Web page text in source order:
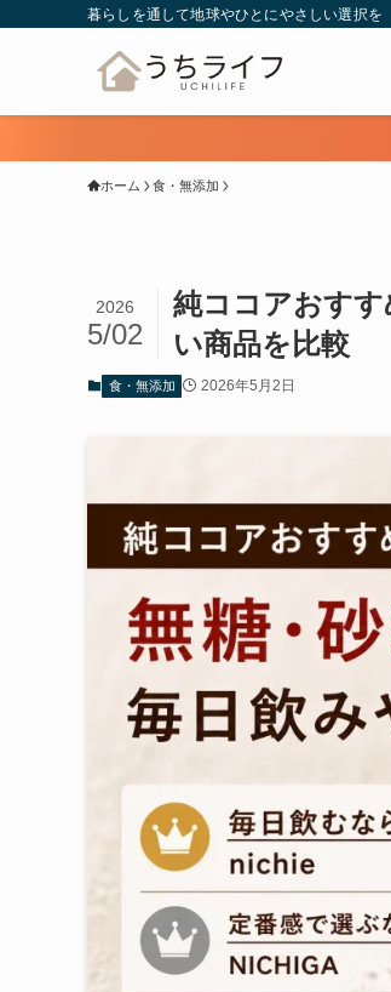
暮らしを通して地球やひとにやさしい選択を
ホーム 食・無添加
純ココアおす
い商品を比較
2026
5/02
食・無添加 2026年5月2日